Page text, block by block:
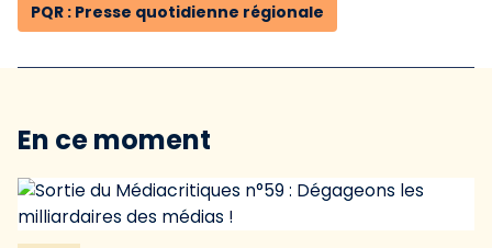
PQR : Presse quotidienne régionale
En ce moment